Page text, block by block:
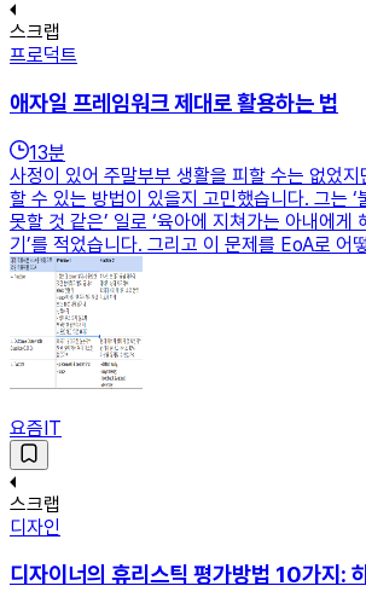
스크랩
프로덕트
애자일 프레임워크 제대로 활용하는 법
13분
사정이 있어 주말부부 생활을 피할 수는 없었
할 수 있는 방법이 있을지 고민했습니다. 그는 ‘
못할 것 같은’ 일로 ‘육아에 지쳐가는 아내에게
기’를 적었습니다. 그리고 이 문제를 EoA로 어
요즘IT
스크랩
디자인
디자이너의 휴리스틱 평가방법 10가지: